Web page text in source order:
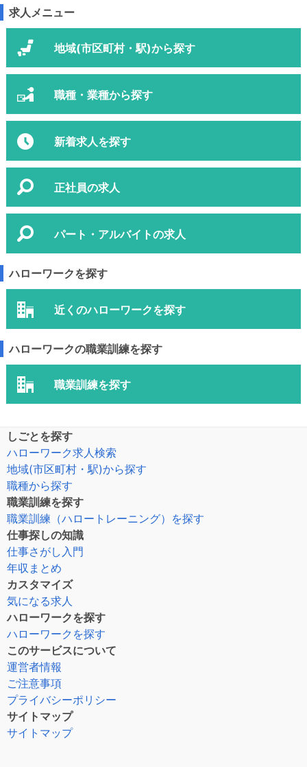
求人メニュー
地域(市区町村・駅)から探す
職種・業種から探す
新着求人を探す
正社員の求人
パート・アルバイトの求人
ハローワークを探す
近くのハローワークを探す
ハローワークの職業訓練を探す
職業訓練を探す
しごとを探す
ハローワーク求人検索
地域(市区町村・駅)から探す
職種から探す
職業訓練を探す
職業訓練（ハロートレーニング）を探す
仕事探しの知識
仕事さがし入門
年収まとめ
カスタマイズ
気になる求人
ハローワークを探す
ハローワークを探す
このサービスについて
運営者情報
ご注意事項
プライバシーポリシー
サイトマップ
サイトマップ